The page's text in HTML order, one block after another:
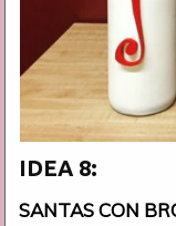
IDEA 8:
SANTAS CON